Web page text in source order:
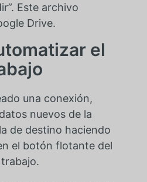
Este archivo
Drive.
el
una conexión,
nuevos de la
de destino haciendo
el botón flotante del